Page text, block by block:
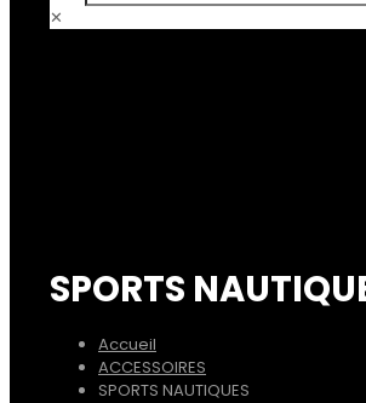
✕
SPORTS
Accueil
ACCESSOIRES
SPORTS NAUTIQUES